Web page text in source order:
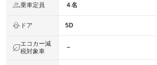
乗車定員 ４名
ドア 5D
エコカー減
税対象車
－